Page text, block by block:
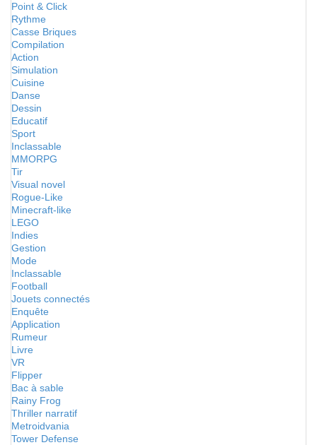
Point & Click
Rythme
Casse Briques
Compilation
Action
Simulation
Cuisine
Danse
Dessin
Educatif
Sport
Inclassable
MMORPG
Tir
Visual novel
Rogue-Like
Minecraft-like
LEGO
Indies
Gestion
Mode
Inclassable
Football
Jouets connectés
Enquête
Application
Rumeur
Livre
VR
Flipper
Bac à sable
Rainy Frog
Thriller narratif
Metroidvania
Tower Defense